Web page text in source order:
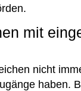
mit
nicht
haben.